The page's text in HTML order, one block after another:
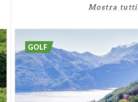
Mostra tutti
GOLF